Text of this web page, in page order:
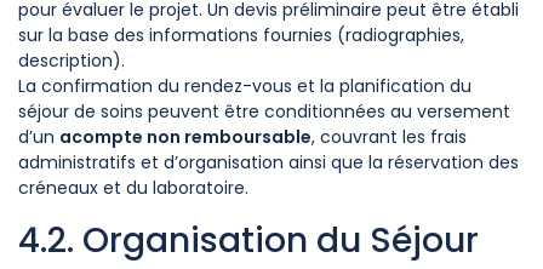
pour évaluer le projet. Un devis préliminaire peut être établi
sur la base des informations fournies (radiographies,
description).
La confirmation du rendez-vous et la planification du
séjour de soins peuvent être conditionnées au versement
d’un acompte non remboursable, couvrant les frais
administratifs et d’organisation ainsi que la réservation des
créneaux et du laboratoire.
4.2. Organisation du Séjour